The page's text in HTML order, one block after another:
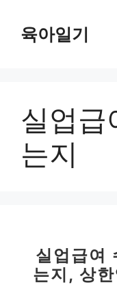
육아일기
실업급
는지
실업급여
는지, 상